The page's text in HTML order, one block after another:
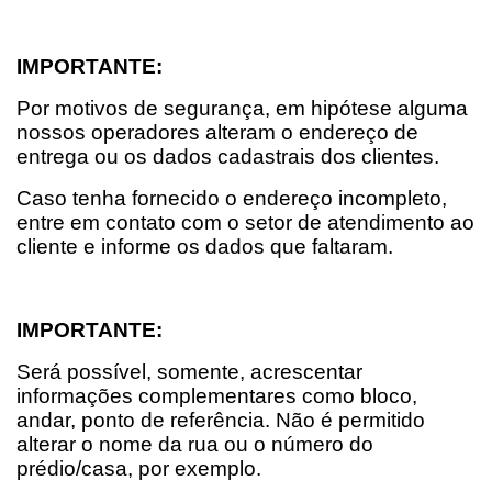
IMPORTANTE:
Por motivos de segurança, em hipótese alguma
nossos operadores alteram o endereço de
entrega ou os dados cadastrais dos clientes.
Caso tenha fornecido o endereço incompleto,
entre em contato com o setor de atendimento ao
cliente e informe os dados que faltaram.
IMPORTANTE:
Será possível, somente, acrescentar
informações complementares como bloco,
andar, ponto de referência. Não é permitido
alterar o nome da rua ou o número do
prédio/casa, por exemplo.